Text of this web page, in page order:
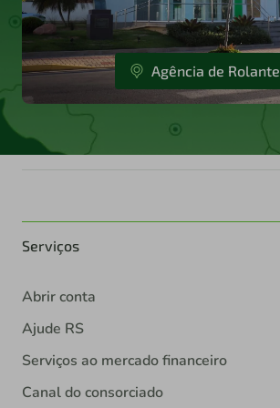
Agência de Rolante
Serviços
Abrir conta
Ajude RS
Serviços ao mercado financeiro
Canal do consorciado